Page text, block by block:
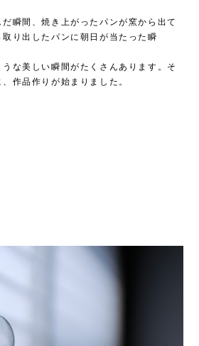
瞬間、焼き上がったパンが窯から出て
り出したパンに朝日が当たった瞬
な美しい瞬間がたくさんあります。そ
作品作りが始まりました。